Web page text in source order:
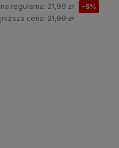
regularna: 21,99 zł -5%
cena: 21,99 zł